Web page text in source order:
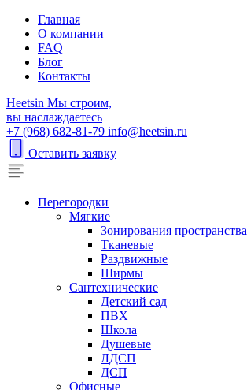
Главная
О компании
FAQ
Блог
Контакты
Heetsin Мы строим,
вы наслаждаетесь
+7 (968) 682-81-79 info@heetsin.ru
Оставить заявку
Перегородки
Мягкие
Зонирования пространства
Тканевые
Раздвижные
Ширмы
Сантехнические
Детский сад
ПВХ
Школа
Душевые
ЛДСП
ДСП
Офисные